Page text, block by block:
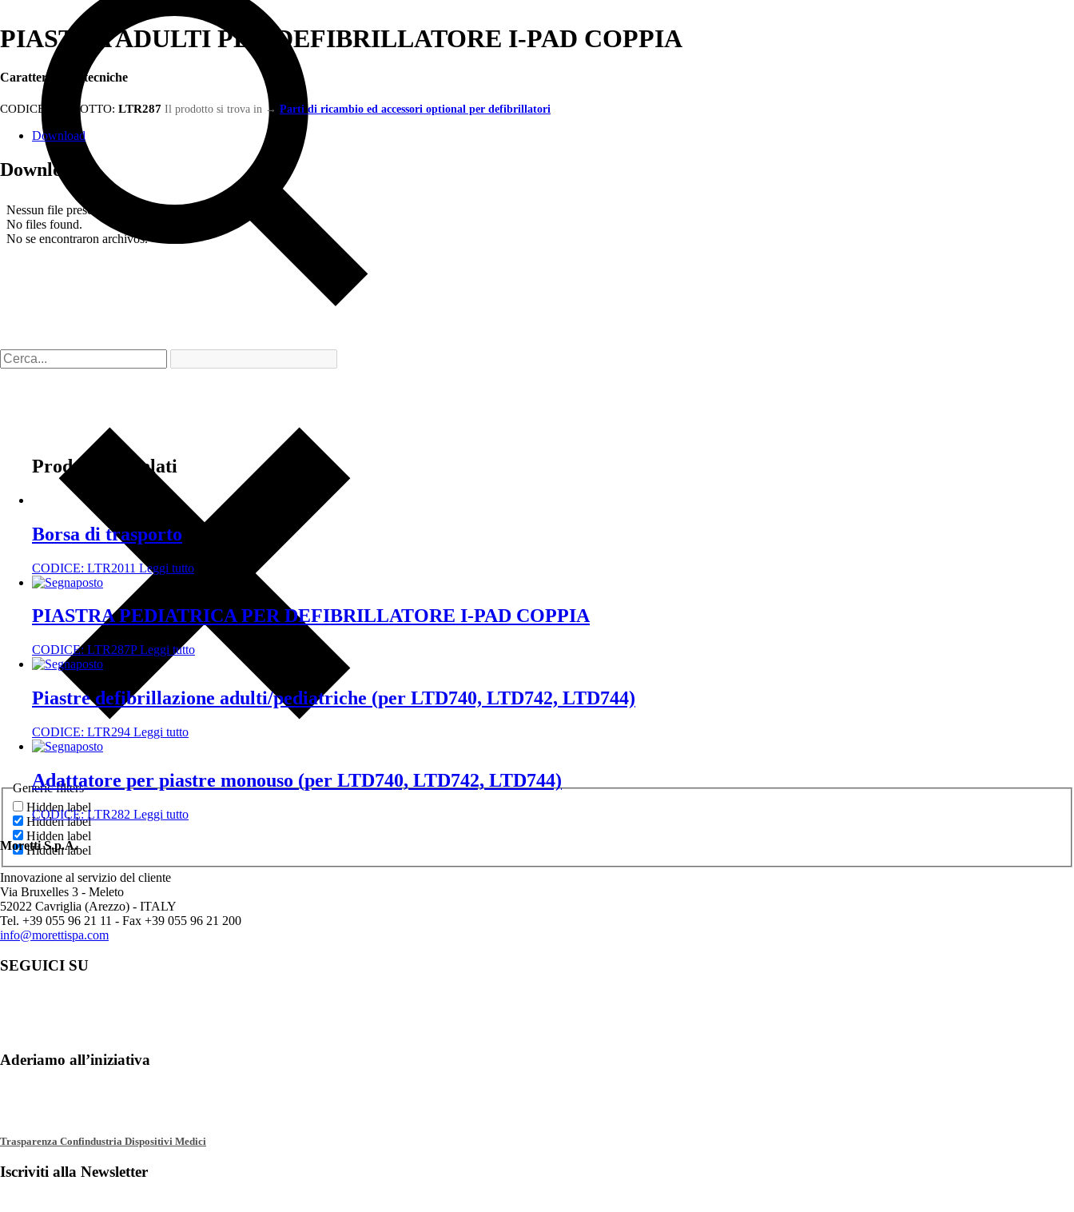
Generic filters
Hidden label
Hidden label
Hidden label
Hidden label
PIASTRA ADULTI PER DEFIBRILLATORE I-PAD COPPIA
Caratteristiche tecniche
CODICE PRODOTTO: LTR287 Il prodotto si trova in → Parti di ricambio ed accessori optional per defibrillatori
Download
Download
Prodotti correlati
Borsa di trasporto
CODICE: LTR2011 Leggi tutto
PIASTRA PEDIATRICA PER DEFIBRILLATORE I-PAD COPPIA
CODICE: LTR287P Leggi tutto
Piastre defibrillazione adulti/pediatriche (per LTD740, LTD742, LTD744)
CODICE: LTR294 Leggi tutto
Adattatore per piastre monouso (per LTD740, LTD742, LTD744)
CODICE:LTR282 Leggi tutto
Moretti S.p.A.
Innovazione al servizio del cliente
Via Bruxelles 3 - Meleto
52022 Cavriglia (Arezzo) - ITALY
Tel. +39 055 96 21 11 - Fax +39 055 96 21 200
info@morettispa.com
SEGUICI SU
Aderiamo all’iniziativa
Trasparenza Confindustria Dispositivi Medici
Iscriviti alla Newsletter